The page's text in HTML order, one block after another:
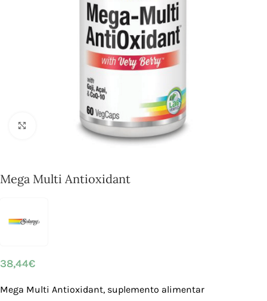
Click to enlarge
Mega Multi Antioxidant
38,44€
Mega Multi Antioxidant, suplemento alimentar